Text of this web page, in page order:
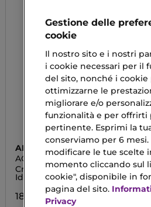
APIVITA
AQUA BEELICIOUS
Crema Comfort
Idratante Texture Ricca
18,32 €
e
Gestione delle
cookie
Il nostro sito e i nostri
i cookie necessari per il
del sito, nonché i cookie
ottimizzarne le
migliorare e/o
funzionalità e per offrirti
pertinente. Esprimi la
conserviamo per 6 mesi.
modificare le tue scelte
momento cliccando sul
cookie", disponibile in
pagina del sito.
Privacy